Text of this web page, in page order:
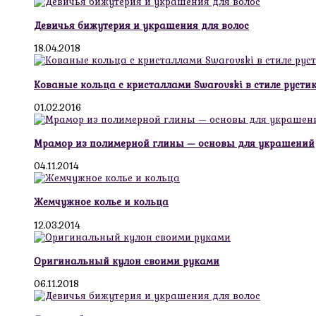
Девичья бижутерия и украшения для волос
18.04.2018
Кованые кольца с кристаллами Swarovski в стиле рустик
01.02.2016
Мрамор из полимерной глины — основы для украшений
04.11.2014
Жемчужное колье и кольца
12.03.2014
Оригинальный кулон своими руками
06.11.2018